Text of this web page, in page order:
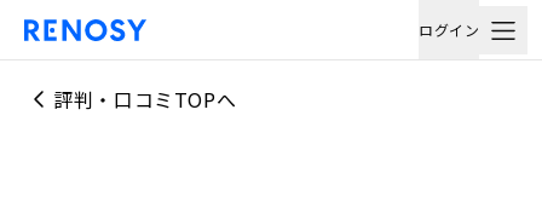
ログイン
評判・口コミTOPへ